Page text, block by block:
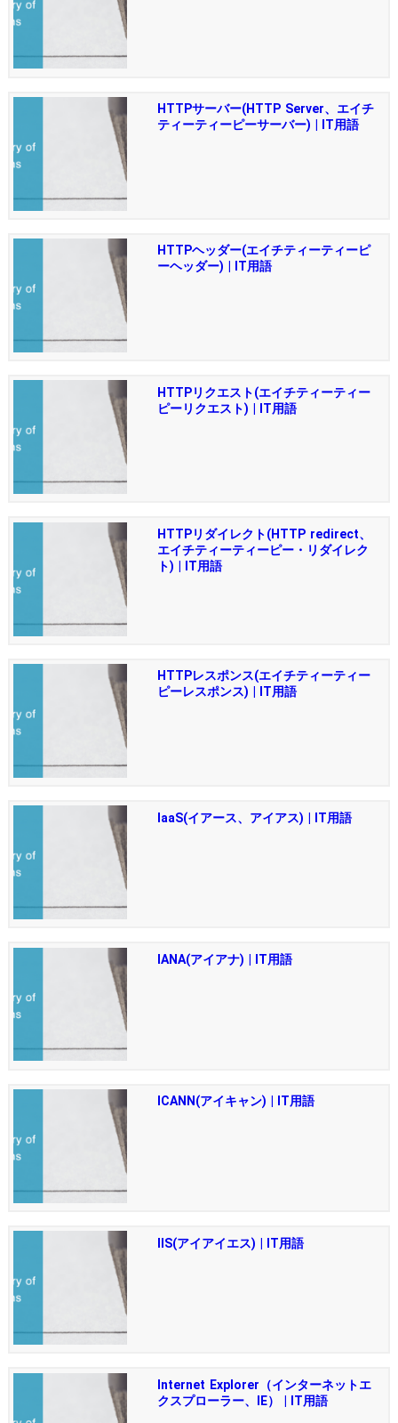
HTTPサーバー(HTTP Server、エイチ
ティーティーピーサーバー) | IT用語
HTTPヘッダー(エイチティーティーピ
ーヘッダー) | IT用語
HTTPリクエスト(エイチティーティー
ピーリクエスト) | IT用語
HTTPリダイレクト(HTTP redirect、
エイチティーティーピー・リダイレク
ト) | IT用語
HTTPレスポンス(エイチティーティー
ピーレスポンス) | IT用語
IaaS(イアース、アイアス) | IT用語
IANA(アイアナ) | IT用語
ICANN(アイキャン) | IT用語
IIS(アイアイエス) | IT用語
Internet Explorer（インターネットエ
クスプローラー、IE） | IT用語